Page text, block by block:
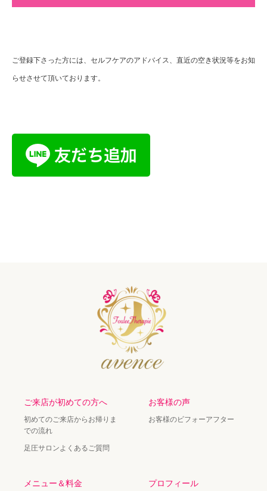
ご登録下さった方には、セルフケアのアドバイス、直近の空き状況等をお知
らせさせて頂いております。
ご来店が初めての方へ
初めてのご来店からお帰りま
での流れ
足圧サロンよくあるご質問
お客様の声
お客様のビフォーアフター
メニュー＆料金 プロフィール